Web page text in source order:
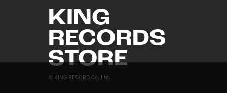
KING
RECORDS
STORE
© KING RECORD Co.,Ltd.